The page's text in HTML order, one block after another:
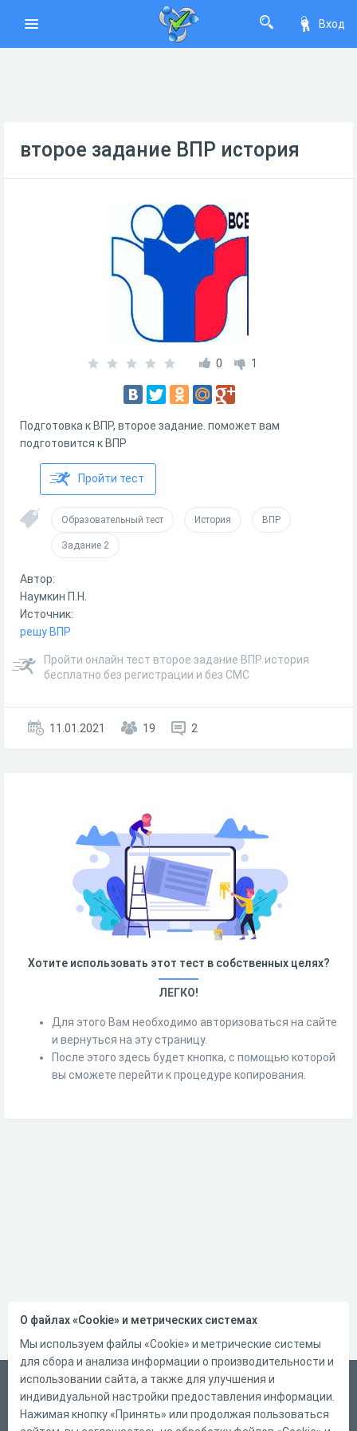
Вход
второе задание ВПР история
0 1
Подготовка к ВПР, второе задание. поможет вам
подготовится к ВПР
Пройти тест
Образовательный тест История ВПР
Задание 2
Автор:
Наумкин П.Н.
Источник:
решу ВПР
Пройти онлайн тест второе задание ВПР история
бесплатно без регистрации и без СМС
11.01.2021 19 2
Хотите использовать этот тест в собственных целях?
ЛЕГКО!
Для этого Вам необходимо авторизоваться на сайте
и вернуться на эту страницу.
После этого здесь будет кнопка, с помощью которой
вы сможете перейти к процедуре копирования.
Русский
Справка
О файлах «Cookie» и метрических системах
Мы используем файлы «Cookie» и метрические системы
для сбора и анализа информации о производительности и
использовании сайта, а также для улучшения и
индивидуальной настройки предоставления информации.
Нажимая кнопку «Принять» или продолжая пользоваться